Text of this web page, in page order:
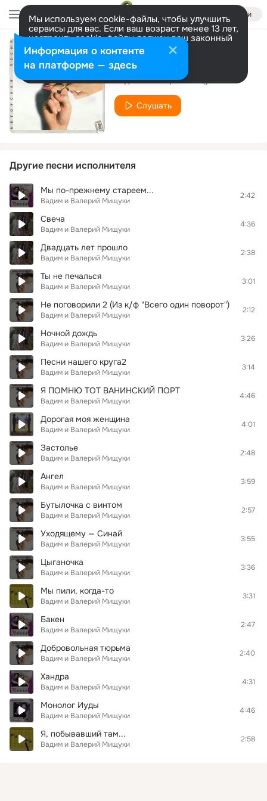
Войти
Мы используем cookie-файлы, чтобы улучшить
сервисы для вас. Если ваш возраст менее 13 лет,
настроить cookie-файлы должен ваш законный
представитель. Больше информации
Разрешить все Настроить
Ночной дождь
Вадим и Валерий Мищуки
Слушать
Другие песни исполнителя
Мы по-прежнему стареем...
Вадим и Валерий Мищуки
2:42
Свеча
Вадим и Валерий Мищуки
4:36
Двадцать лет прошло
Вадим и Валерий Мищуки
2:38
Ты не печалься
Вадим и Валерий Мищуки
3:01
Не поговорили 2 (Из к/ф "Всего один поворот")
Вадим и Валерий Мищуки
2:12
Ночной дождь
Вадим и Валерий Мищуки
3:26
Песни нашего круга2
Вадим и Валерий Мищуки
3:14
Я ПОМНЮ ТОТ ВАНИНСКИЙ ПОРТ
Вадим и Валерий Мищуки
4:46
Дорогая моя женщина
Вадим и Валерий Мищуки
4:01
Застолье
Вадим и Валерий Мищуки
2:48
Ангел
Вадим и Валерий Мищуки
3:59
Бутылочка с винтом
Вадим и Валерий Мищуки
2:57
Уходящему — Синай
Вадим и Валерий Мищуки
3:55
Цыганочка
Вадим и Валерий Мищуки
3:36
Мы пили, когда-то
Вадим и Валерий Мищуки
3:31
Бакен
Вадим и Валерий Мищуки
2:47
Добровольная тюрьма
Вадим и Валерий Мищуки
2:40
Хандра
Вадим и Валерий Мищуки
4:31
Монолог Иуды
Вадим и Валерий Мищуки
4:46
Я, побывавший там...
Вадим и Валерий Мищуки
2:58
Информация о контенте
на платформе — здесь